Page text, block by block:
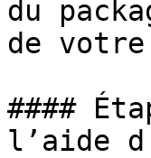
du
de votre
####
l’aide